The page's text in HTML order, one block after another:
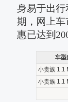
身易于出
期，网上
惠已达到
车型
小贵族 1.1
小贵族 1.1